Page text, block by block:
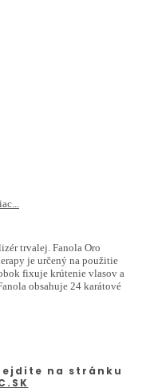
trvalej. Fanola Oro
je určený na použitie
fixuje krútenie vlasov a
obsahuje 24 karátové
na stránku